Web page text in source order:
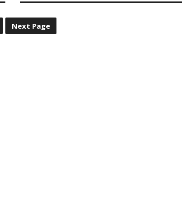
Next Page